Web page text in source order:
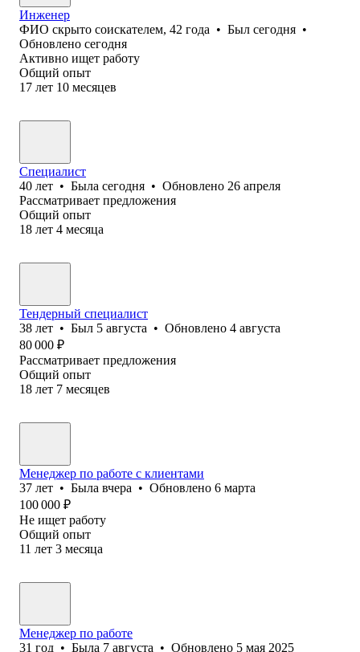
Инженер
ФИО скрыто соискателем, 42 года • Был сегодня •
Обновлено сегодня
Активно ищет работу
Общий опыт
17 лет 10 месяцев
Специалист
40 лет • Была сегодня • Обновлено 26 апреля
Рассматривает предложения
Общий опыт
18 лет 4 месяца
Тендерный специалист
38 лет • Был 5 августа • Обновлено 4 августа
80 000 ₽
Рассматривает предложения
Общий опыт
18 лет 7 месяцев
Менеджер по работе с клиентами
37 лет • Была вчера • Обновлено 6 марта
100 000 ₽
Не ищет работу
Общий опыт
11 лет 3 месяца
Менеджер по работе
31 год • Была 7 августа • Обновлено 5 мая 2025